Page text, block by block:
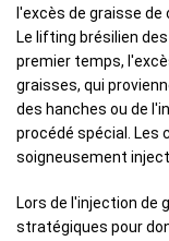
l'excès de graisse
Le lifting brésilien
premier temps,
graisses, qui
des hanches ou de
procédé spécial. Les
soigneusement
Lors de l'injection de
stratégiques pour